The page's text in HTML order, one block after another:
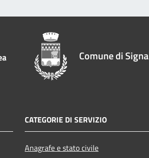
Comune di Signa
CATEGORIE DI SERVIZIO
Anagrafe e stato civile